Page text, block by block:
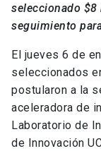
seleccionado $8
seguimiento
El jueves 6 de
seleccionados
postularon a la
aceleradora de
Laboratorio de
de Innovación